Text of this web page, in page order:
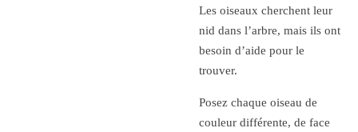
Les oiseaux cherchent leur
nid dans l’arbre, mais ils ont
besoin d’aide pour le
trouver.
Posez chaque oiseau de
couleur différente, de face